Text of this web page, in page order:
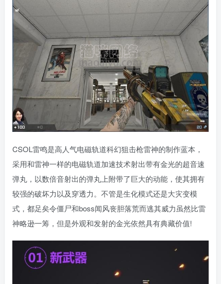
CSOL雷鸣是高人气电磁轨道科幻狙击枪雷神的制作蓝本，
采用和雷神一样的电磁轨道加速技术射出带有金光的超音速
弹丸，以数倍音射出的弹丸上附带了巨大的动能，使其拥有
较强的破坏力以及穿透力。不管是生化模式还是大灾变模
式，都足矣令僵尸和boss闻风丧胆落荒而逃其威力虽然比雷
神略逊一筹，但是外观和发射的金光依然具有典藏价值!